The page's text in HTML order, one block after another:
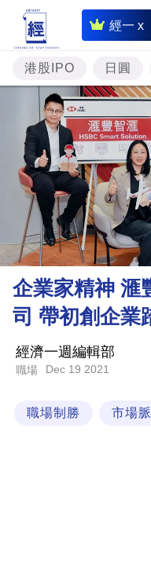
經一 x
即
時
財
經
專
題
投
資
樓
市
理
財
商
業
科
港股IPO 日圓
企業家精神 滙
司 帶初創企業
經濟一週編輯部
職場 Dec 19 2021
職場制勝 市場